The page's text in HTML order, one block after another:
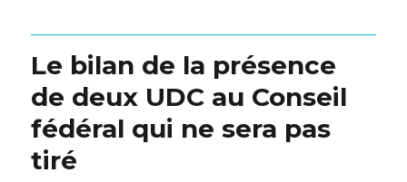
Le bilan de la présence
de deux UDC au Conseil
fédéral qui ne sera pas
tiré